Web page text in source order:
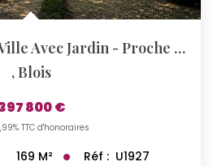
RARE - Maison De Ville Avec Jardin - Proche Centre-Ville
,Blois
800 €
TTC d'honoraires
169 M² Réf : U1927